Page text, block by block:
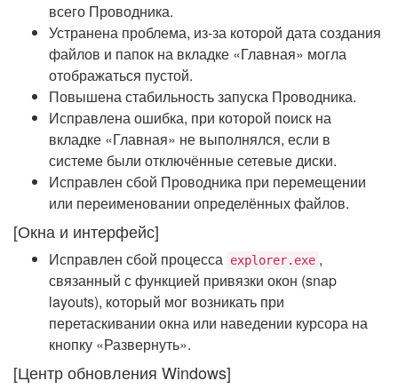
всего Проводника.
Устранена проблема, из-за которой дата создания
файлов и папок на вкладке «Главная» могла
отображаться пустой.
Повышена стабильность запуска Проводника.
Исправлена ошибка, при которой поиск на
вкладке «Главная» не выполнялся, если в
системе были отключённые сетевые диски.
Исправлен сбой Проводника при перемещении
или переименовании определённых файлов.
[Окна и интерфейс]
Исправлен сбой процесса explorer.exe ,
связанный с функцией привязки окон (snap
layouts), который мог возникать при
перетаскивании окна или наведении курсора на
кнопку «Развернуть».
[Центр обновления Windows]